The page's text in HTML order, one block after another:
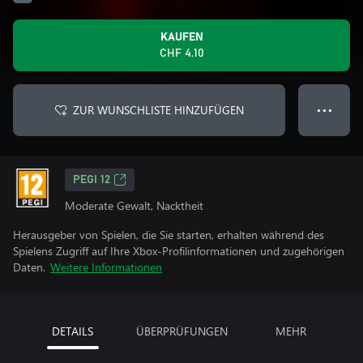
KAUFEN
CHF 4.10
ZUR WUNSCHLISTE HINZUFÜGEN ● ● ●
PEGI 12
Moderate Gewalt, Nacktheit
Herausgeber von Spielen, die Sie starten, erhalten während des
Spielens Zugriff auf Ihre Xbox-Profilinformationen und zugehörigen
Daten. Weitere Informationen
DETAILS ÜBERPRÜFUNGEN MEHR